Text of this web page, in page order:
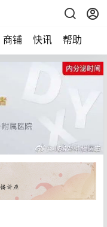
商铺 快讯 帮助